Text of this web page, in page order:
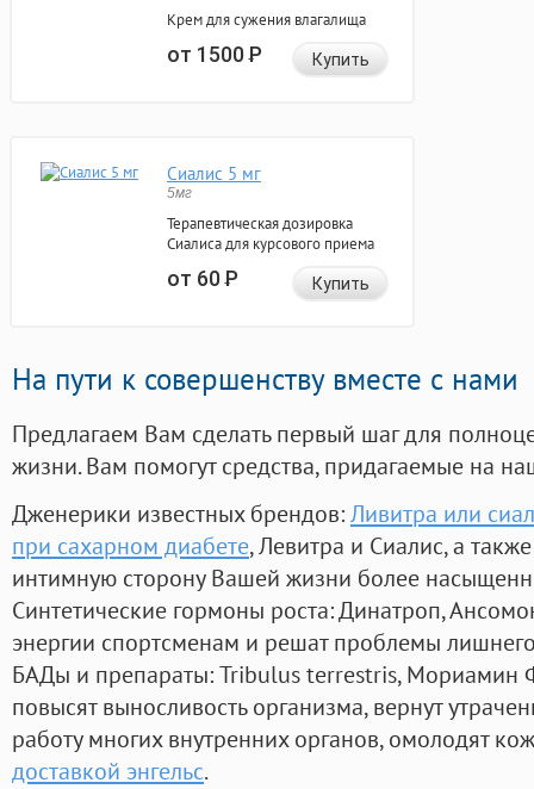
Крем для сужения влагалища
от 1500Р Купить
Сиалис 5 мг
5мг
Терапевтическая дозировка
Сиалиса для курсового приема
от 60Р Купить
На пути к совершенству вместе с нами
Предлагаем Вам сделать первый шаг для
жизни. Вам помогут средства, придагаемые на
Дженерики известных брендов:Ливитра или
при сахарном диабете, Левитра и Сиалис, а
интимную сторону Вашей жизни более
Синтетические гормоны роста: Динатроп,
энергии спортсменам и решат проблемы
БАДы и препараты:Tribulus terrestris, Мориамин
повысят выносливость организма, вернут
работу многих внутренних органов, омолодят
доставкой энгельс.